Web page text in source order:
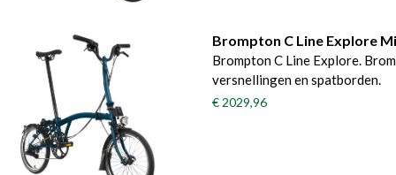
Brompton C Line Explore
Brompton C Line Explore.
versnellingen en spatborden.
€ 2029,96